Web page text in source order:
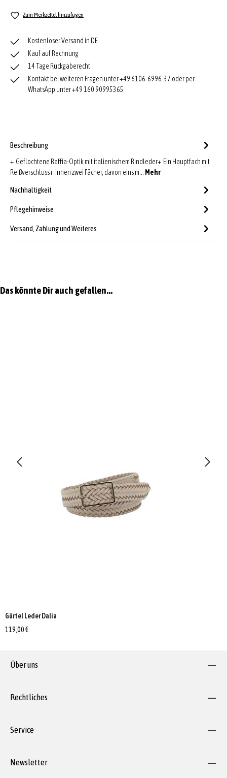
Zum Merkzettel hinzufügen
Kostenloser Versand in DE
Kauf auf Rechnung
14 Tage Rückgaberecht
Kontakt bei weiteren Fragen unter +49 6106-6996-37 oder per
WhatsApp unter +49 160 90995365
Beschreibung
+ Geflochtene Raffia-Optik mit italienischem Rindleder+ Ein Hauptfach mit
Reißverschluss+ Innen zwei Fächer, davon eins m… Mehr
Nachhaltigkeit
Pflegehinweise
Versand, Zahlung und Weiteres
Produktgalerie überspringen
Das könnte Dir auch gefallen...
Gürtel Leder Dalia
119,00 €
Über uns
Rechtliches
Service
Newsletter